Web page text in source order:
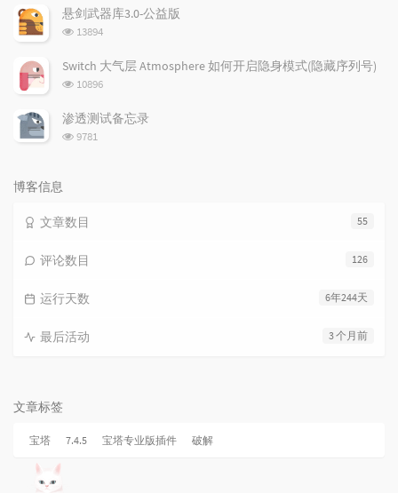
次
数:
悬剑武器库3.0-公益版
浏
次
数:
13894
Switch 大气层 Atmosphere 如何开启隐身模式(隐藏序列号)
浏
次
数:
10896
渗透测试备忘录
浏
9781
博客信息
55
文章数目
126
评论数目
6年244天
运行天数
3 个月前
最后活动
文章标签
宝塔 7.4.5 宝塔专业版插件 破解